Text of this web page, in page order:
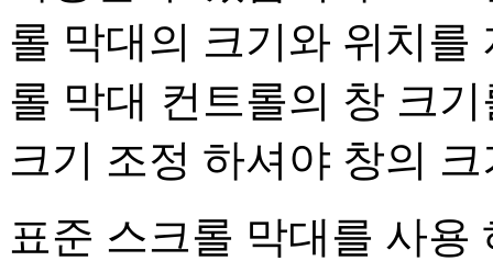
롤 막대의 크기와 위치를
롤 막대 컨트롤의 창 크
크기 조정 하셔야 창의
표준 스크롤 막대를 사용